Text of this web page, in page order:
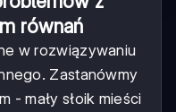
równań
w rozwiązywaniu
Zastanówmy
- mały słoik mieści